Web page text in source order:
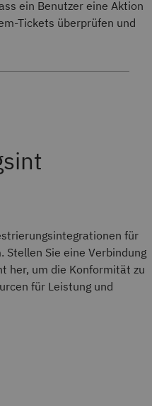
ein Benutzer eine Aktion
Tickets überprüfen und
für
Sie eine Verbindung
her, um die Konformität zu
für Leistung und